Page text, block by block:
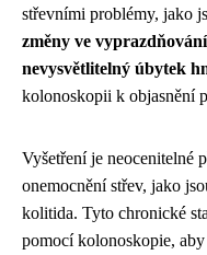
střevními problémy, jako
změny ve
nevysvětlitelný úbytek
kolonoskopii k objasnění
Vyšetření je neocenitelné
onemocnění střev, jako
kolitida. Tyto chronické
pomocí kolonoskopie,